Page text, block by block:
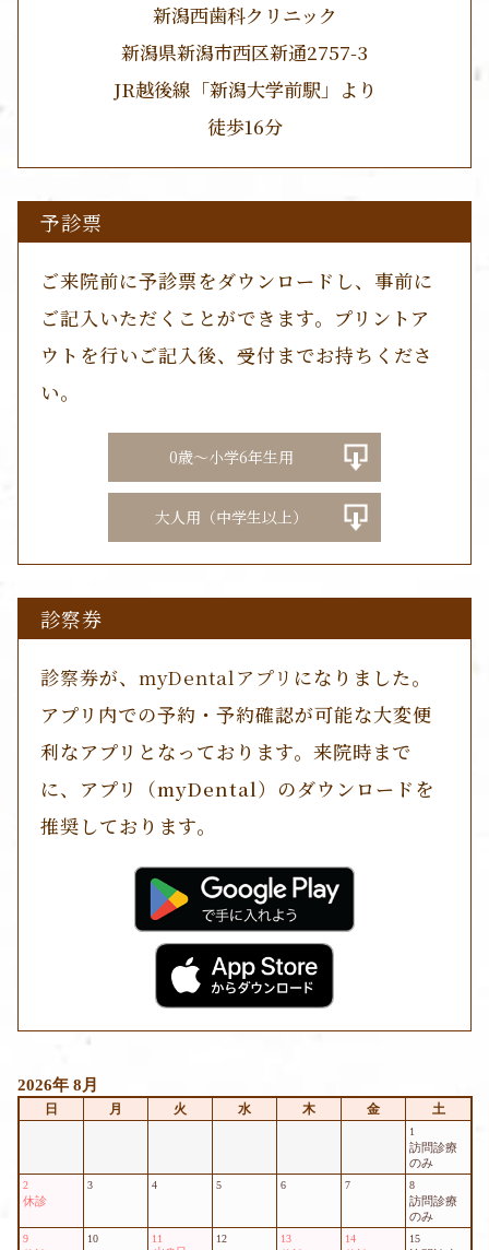
新潟西歯科クリニック
新潟県新潟市西区新通2757-3
JR越後線「新潟大学前駅」より
徒歩16分
予診票
ご来院前に予診票をダウンロードし、事前に
ご記入いただくことができます。プリントア
ウトを行いご記入後、受付までお持ちくださ
い。
0歳～小学6年生用
大人用（中学生以上）
診察券
診察券が、 myDentalアプリ になりました。
アプリ内での予約・予約確認が可能な大変便
利なアプリとなっております。来院時まで
に、アプリ（myDental）のダウンロードを
推奨しております。